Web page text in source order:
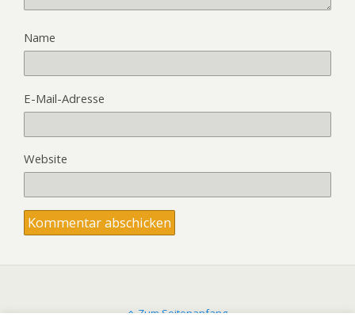
Name
E-Mail-Adresse
Website
Zum Seitenanfang